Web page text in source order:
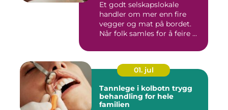
Et godt selskapslokale
handler om mer enn fire
vegger og mat på bordet.
Når folk samles for å feire ...
01. jul
Tannlege i kolbotn trygg
behandling for hele
familien